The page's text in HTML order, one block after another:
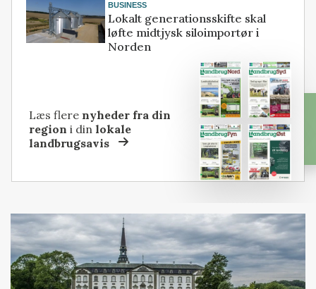
BUSINESS
Lokalt generationsskifte skal
løfte midtjysk siloimportør i
Norden
Læs flere nyheder fra din
region i dinlokale
landbrugsavis